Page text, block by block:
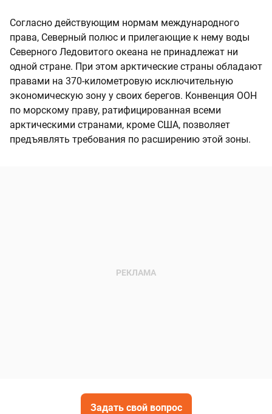
Согласно действующим нормам международного
права, Северный полюс и прилегающие к нему воды
Северного Ледовитого океана не принадлежат ни
одной стране. При этом арктические страны обладают
правами на 370-километровую исключительную
экономическую зону у своих берегов. Конвенция ООН
по морскому праву, ратифицированная всеми
арктическими странами, кроме США, позволяет
предъявлять требования по расширению этой зоны.
Задать свой вопрос